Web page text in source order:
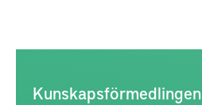
Kunskapsförmedlingen